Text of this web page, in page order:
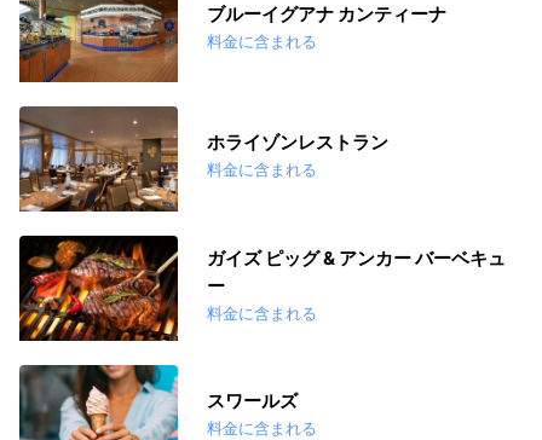
ブルーイグアナ カンティーナ
料金に含まれる
ホライゾンレストラン
料金に含まれる
ガイズ ピッグ & アンカー バーベキュ
ー
料金に含まれる
スワールズ
料金に含まれる